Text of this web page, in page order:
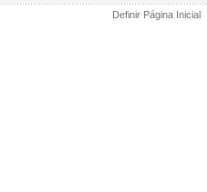
Definir Página Inicial